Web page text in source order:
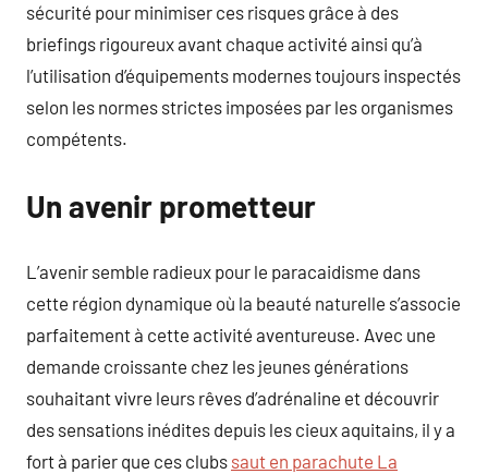
sécurité pour minimiser ces risques grâce à des
briefings rigoureux avant chaque activité ainsi qu’à
l’utilisation d’équipements modernes toujours inspectés
selon les normes strictes imposées par les organismes
compétents.
Un avenir prometteur
L’avenir semble radieux pour le paracaidisme dans
cette région dynamique où la beauté naturelle s’associe
parfaitement à cette activité aventureuse. Avec une
demande croissante chez les jeunes générations
souhaitant vivre leurs rêves d’adrénaline et découvrir
des sensations inédites depuis les cieux aquitains, il y a
fort à parier que ces clubs saut en parachute La